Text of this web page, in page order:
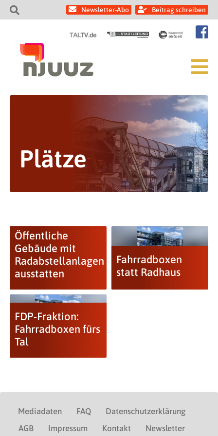
Newsletter-Abo Beitrag schreiben
Plätze
Öffentliche
Gebäude mit
Radabstellanlagen
ausstatten
Fahrradboxen
statt Radhaus
FDP-Fraktion:
Fahrradboxen fürs
Tal
Mediadaten FAQ
Datenschutzerklärung
AGB
Impressum Kontakt Newsletter